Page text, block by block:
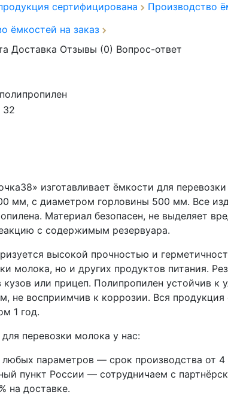
сертифицирована
Производство
ёмкостей на заказ
Доставка Отзывы (0) Вопрос-ответ
изготавливает ёмкости для
мм, с диаметром горловины 500 мм. Все
Материал безопасен, не выделяет
с содержимым резервуара.
высокой прочностью и
молока, но и других продуктов питания.
кузов или прицеп. Полипропилен устойчив к
не восприимчив к коррозии. Вся продукция
1 год.
перевозки молока у нас:
параметров — срок производства от 4
пункт России — сотрудничаем с
на доставке.